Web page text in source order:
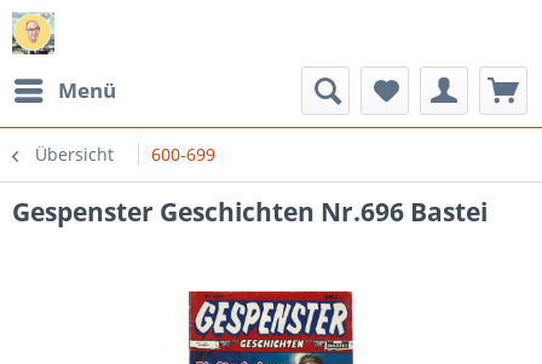
Menü
Übersicht 600-699
Gespenster Geschichten Nr.696 Bastei